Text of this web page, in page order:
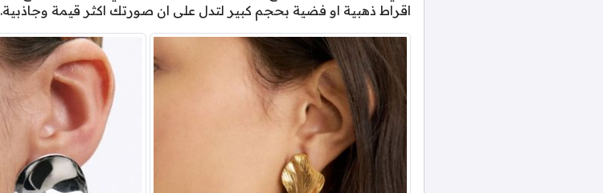
اقراط ذهبية او فضية بحجم كبير لتدل على ان صورتك اكثر قيمة وجاذبية.